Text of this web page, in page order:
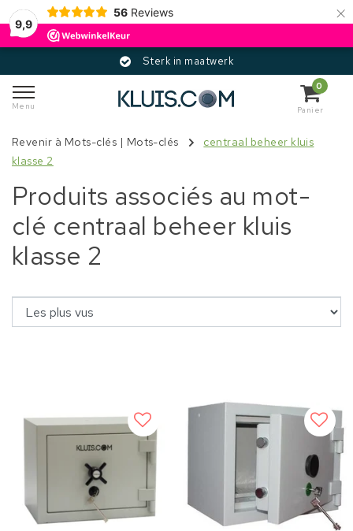
9,9
56 Reviews ×
Sterk in maatwerk
Menu
0
Panier
Revenir à Mots-clés | Mots-clés
centraal beheer kluis
klasse 2
Produits associés au mot-
clé centraal beheer kluis
klasse 2